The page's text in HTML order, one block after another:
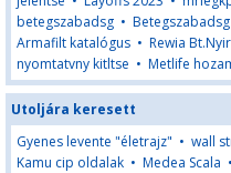
betegszabadsg •
Armafilt katalógus • Rewia
nyomtatvny kitltse • Metlife
Utoljára keresett
Gyenes levente "életrajz" • wall
Kamu cip oldalak • Medea Scala •